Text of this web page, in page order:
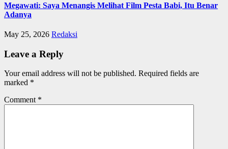
Megawati: Saya Menangis Melihat Film Pesta Babi, Itu Benar
Adanya
May 25, 2026 Redaksi
Leave a Reply
Your email address will not be published. Required fields are
marked *
Comment *